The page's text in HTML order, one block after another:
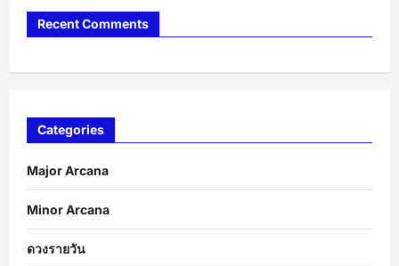
Recent Comments
Categories
Major Arcana
Minor Arcana
ดวงรายวัน